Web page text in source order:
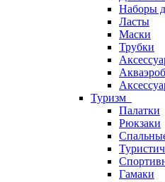
Наборы
Ласты
Маски
Трубки
Туризм
Палатки
Рюкзаки
Гамаки